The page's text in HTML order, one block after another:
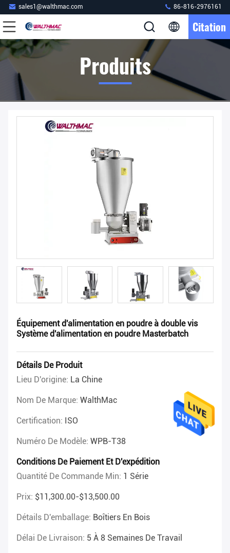
sales1@walthmac.com 86-816-2976161
Citation
Produits
Équipement d'alimentation en poudre à double vis
Système d'alimentation en poudre Masterbatch
Détails De Produit
Lieu D'origine: La Chine
Nom De Marque: WalthMac
Certification: ISO
Numéro De Modèle: WPB-T38
Conditions De Paiement Et D'expédition
Quantité De Commande Min: 1 Série
Prix: $11,300.00-$13,500.00
Détails D'emballage: Boîtiers En Bois
Délai De Livraison: 5 À 8 Semaines De Travail